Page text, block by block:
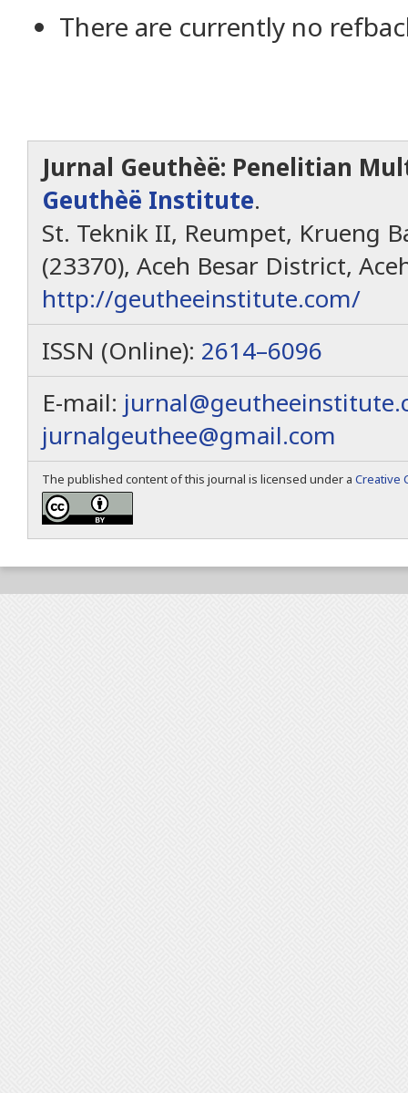
There are currently no
Jurnal Geuthèë: Penelitian
Geuthèë Institute.
St. Teknik II, Reumpet, Krueng
(23370), Aceh Besar District,
http://geutheeinstitute.com/
ISSN (Online): 2614–6096
E-mail:
jurnalgeuthee@gmail.com
The published content of this journal is licensed under a Creative